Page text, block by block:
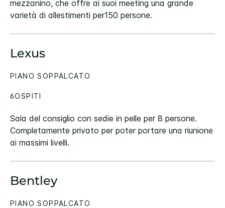
mezzanino, che offre ai suoi meeting una grande
varietà di allestimenti per150 persone.
Lexus
Sala del consiglio con sedie in pelle per 8 persone.
Completamente privato per poter portare una riunione
ai massimi livelli.
PIANO SOPPALCATO
6OSPITI
Bentley
PIANO SOPPALCATO